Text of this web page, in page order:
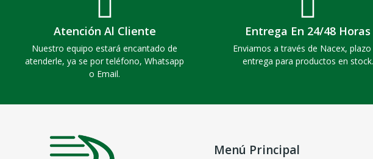
Atención Al Cliente
Nuestro equipo estará encantado de
atenderle, ya se por teléfono, Whatsapp
o Email.
Entrega En 24/48 Horas
Enviamos a través de Nacex, plazo
entrega para productos en stock.
Menú Principal